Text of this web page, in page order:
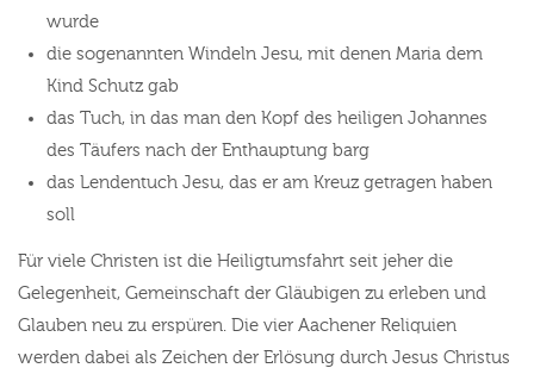
wurde
die sogenannten Windeln Jesu, mit denen Maria dem
Kind Schutz gab
das Tuch, in das man den Kopf des heiligen Johannes
des Täufers nach der Enthauptung barg
das Lendentuch Jesu, das er am Kreuz getragen haben
soll
Für viele Christen ist die Heiligtumsfahrt seit jeher die
Gelegenheit, Gemeinschaft der Gläubigen zu erleben und
Glauben neu zu erspüren. Die vier Aachener Reliquien
werden dabei als Zeichen der Erlösung durch Jesus Christus